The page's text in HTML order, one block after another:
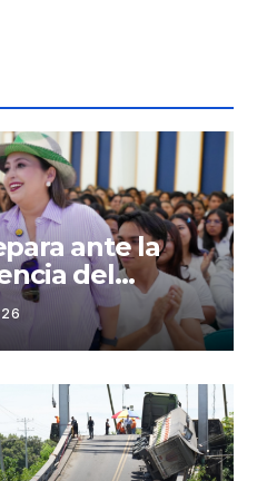
ante la
del
Niño:
capacita a